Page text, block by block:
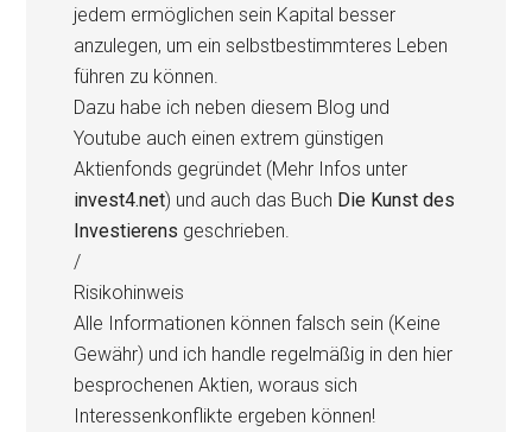
jedem ermöglichen sein Kapital besser
anzulegen, um ein selbstbestimmteres Leben
führen zu können.
Dazu habe ich neben diesem Blog und
Youtube auch einen extrem günstigen
Aktienfonds gegründet (Mehr Infos unter
invest4.net) und auch das Buch Die Kunst des
Investierens geschrieben.
/
Risikohinweis
Alle Informationen können falsch sein (Keine
Gewähr) und ich handle regelmäßig in den hier
besprochenen Aktien, woraus sich
Interessenkonflikte ergeben können!